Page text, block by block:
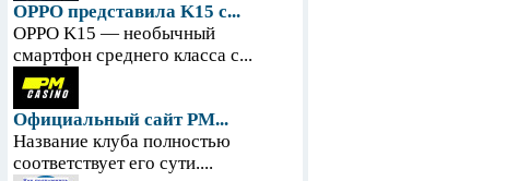
OPPO представила K15 с...
OPPO K15 — необычный
смартфон среднего класса с...
Официальный сайт PM...
Название клуба полностью
соответствует его сути....